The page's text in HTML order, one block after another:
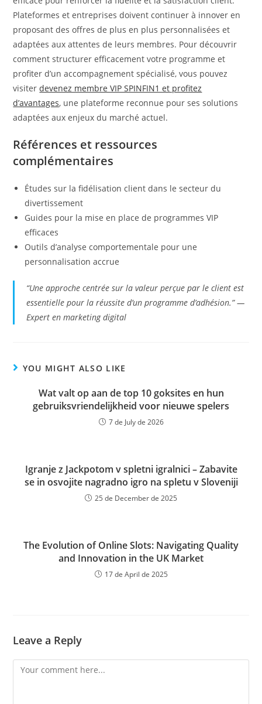
Plateformes et entreprises doivent continuer à innover en
proposant des offres de plus en plus personnalisées et
adaptées aux attentes de leurs membres. Pour découvrir
comment structurer efficacement votre programme et
profiter d’un accompagnement spécialisé, vous pouvez
visiterdevenez membre VIP SPINFIN1 et profitez
d’avantages, une plateforme reconnue pour ses solutions
adaptées aux enjeux du marché actuel.
Références et ressources
complémentaires
Études sur la fidélisation client dans le secteur du
divertissement
Guides pour la mise en place de programmes VIP
efficaces
Outils d’analyse comportementale pour une
personnalisation accrue
“Une approche centrée sur la valeur perçue par le client est
essentielle pour la réussite d’un programme d’adhésion.” —
Expert en marketing digital
YOU MIGHT ALSO LIKE
Wat valt op aan de top 10 goksites en hun
gebruiksvriendelijkheid voor nieuwe spelers
7 de July de 2026
Igranje z Jackpotom v spletni igralnici – Zabavite
se in osvojite nagradno igro na spletu v Sloveniji
25 de December de 2025
The Evolution of Online Slots: Navigating Quality
and Innovation in the UK Market
17 de April de 2025
Leave a Reply